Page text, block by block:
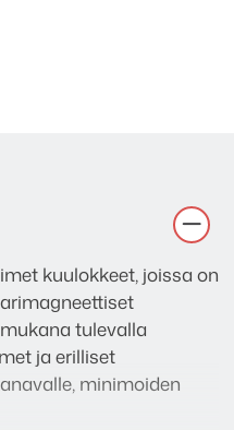
kuulokkeet, joissa on
tulevalla
ja erilliset
minimoiden